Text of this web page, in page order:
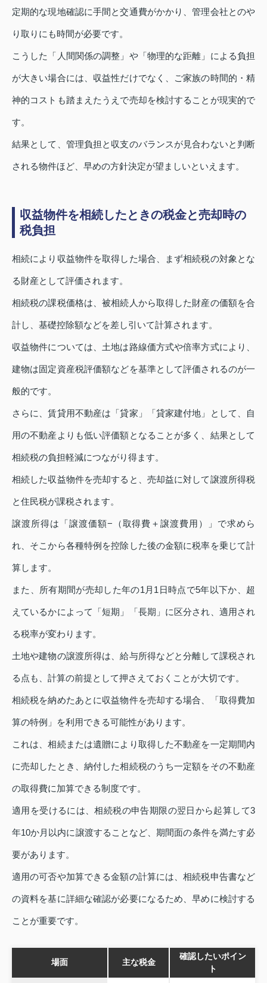
定期的な現地確認に手間と交通費がかかり、管理会社とのや
り取りにも時間が必要です。
こうした「人間関係の調整」や「物理的な距離」による負担
が大きい場合には、収益性だけでなく、ご家族の時間的・精
神的コストも踏まえたうえで売却を検討することが現実的で
す。
結果として、管理負担と収支のバランスが見合わないと判断
される物件ほど、早めの方針決定が望ましいといえます。
収益物件を相続したときの税金と売却時の
税負担
相続により収益物件を取得した場合、まず相続税の対象とな
る財産として評価されます。
相続税の課税価格は、被相続人から取得した財産の価額を合
計し、基礎控除額などを差し引いて計算されます。
収益物件については、土地は路線価方式や倍率方式により、
建物は固定資産税評価額などを基準として評価されるのが一
般的です。
さらに、賃貸用不動産は「貸家」「貸家建付地」として、自
用の不動産よりも低い評価額となることが多く、結果として
相続税の負担軽減につながり得ます。
相続した収益物件を売却すると、売却益に対して譲渡所得税
と住民税が課税されます。
譲渡所得は「譲渡価額−（取得費＋譲渡費用）」で求めら
れ、そこから各種特例を控除した後の金額に税率を乗じて計
算します。
また、所有期間が売却した年の1月1日時点で5年以下か、超
えているかによって「短期」「長期」に区分され、適用され
る税率が変わります。
土地や建物の譲渡所得は、給与所得などと分離して課税され
る点も、計算の前提として押さえておくことが大切です。
相続税を納めたあとに収益物件を売却する場合、「取得費加
算の特例」を利用できる可能性があります。
これは、相続または遺贈により取得した不動産を一定期間内
に売却したとき、納付した相続税のうち一定額をその不動産
の取得費に加算できる制度です。
適用を受けるには、相続税の申告期限の翌日から起算して3
年10か月以内に譲渡することなど、期間面の条件を満たす必
要があります。
適用の可否や加算できる金額の計算には、相続税申告書など
の資料を基に詳細な確認が必要になるため、早めに検討する
ことが重要です。
場面 主な税金
確認したいポイン
ト